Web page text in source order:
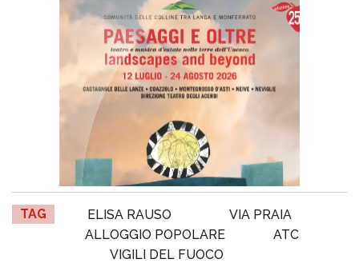
TAG ELISA RAUSO
VIA PRAIA
ALLOGGIO POPOLARE
ATC
VIGILI DEL FUOCO